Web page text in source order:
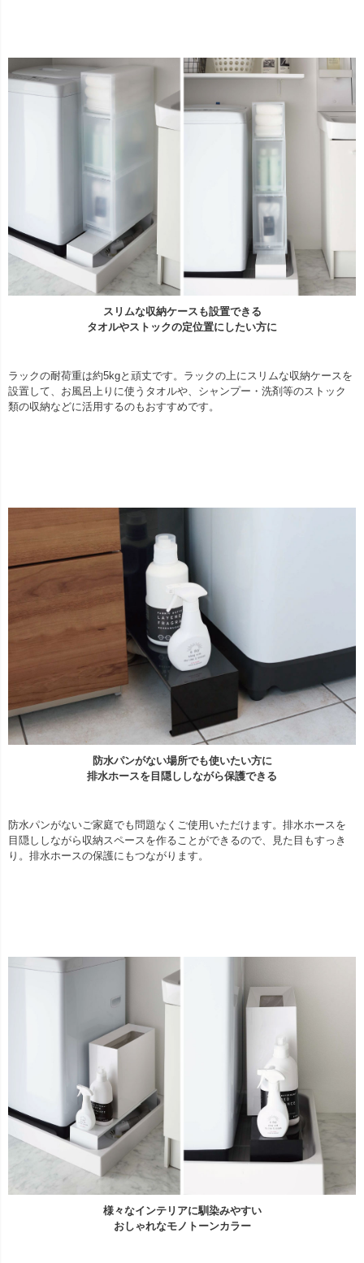
スリムな収納ケースも設置できる
タオルやストックの定位置にしたい方に
ラックの耐荷重は約5kgと頑丈です。ラックの上にスリムな収納ケースを
設置して、お風呂上りに使うタオルや、シャンプー・洗剤等のストック
類の収納などに活用するのもおすすめです。
防水パンがない場所でも使いたい方に
排水ホースを目隠ししながら保護できる
防水パンがないご家庭でも問題なくご使用いただけます。排水ホースを
目隠ししながら収納スペースを作ることができるので、見た目もすっき
り。排水ホースの保護にもつながります。
様々なインテリアに馴染みやすい
おしゃれなモノトーンカラー